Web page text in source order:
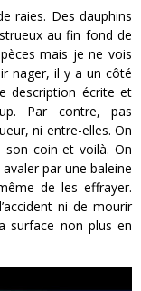
raies. Des dauphins
au fin fond de
mais je ne vois
nager, il y a un côté
description écrite et
Par contre, pas
ni entre-elles. On
son coin et voilà. On
par une baleine
de les effrayer.
ni de mourir
surface non plus en